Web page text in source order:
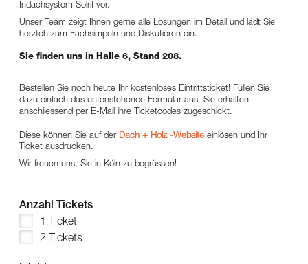
Indachsystem Solrif vor.
Unser Team zeigt Ihnen gerne alle Lösungen im Detail und lädt Sie
herzlich zum Fachsimpeln und Diskutieren ein.
Sie finden uns in Halle 6, Stand 208.
Bestellen Sie noch heute Ihr kostenloses Eintrittsticket! Füllen Sie
dazu einfach das untenstehende Formular aus. Sie erhalten
anschliessend per E-Mail ihre Ticketcodes zugeschickt.
Diese können Sie auf der Dach + Holz -Website einlösen und Ihr
Ticket ausdrucken.
Wir freuen uns, Sie in Köln zu begrüssen!
Anzahl Tickets
1 Ticket
2 Tickets